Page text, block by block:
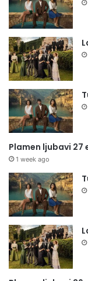
Plamen ljubavi 27
1 week ago